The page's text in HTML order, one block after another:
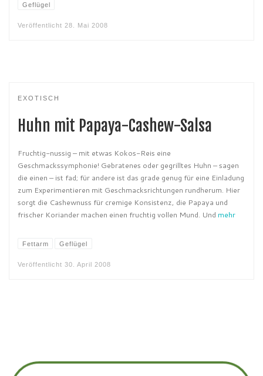
Geflügel
Veröffentlicht 28. Mai 2008
EXOTISCH
Huhn mit Papaya-Cashew-Salsa
Fruchtig-nussig – mit etwas Kokos-Reis eine
Geschmackssymphonie! Gebratenes oder gegrilltes Huhn – sagen
die einen – ist fad; für andere ist das grade genug für eine Einladung
zum Experimentieren mit Geschmacksrichtungen rundherum. Hier
sorgt die Cashewnuss für cremige Konsistenz, die Papaya und
frischer Koriander machen einen fruchtig vollen Mund. Und mehr
Fettarm Geflügel
Veröffentlicht 30. April 2008